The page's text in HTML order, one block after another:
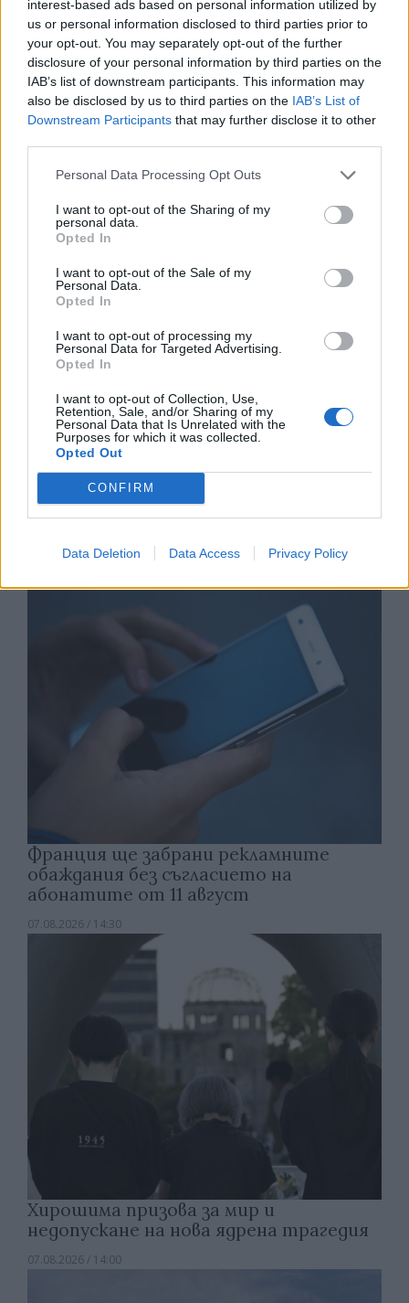
interest-based ads based on personal information utilized by
us or personal information disclosed to third parties prior to
your opt-out. You may separately opt-out of the further
disclosure of your personal information by third parties on the
IAB’s list of downstream participants. This information may
also be disclosed by us to third parties on the IAB’s List of
Downstream Participants that may further disclose it to other
Personal Data Processing Opt Outs
I want to opt-out of the Sharing of my
personal data.
Opted In
I want to opt-out of the Sale of my
Personal Data.
Opted In
I want to opt-out of processing my
Personal Data for Targeted Advertising.
Opted In
I want to opt-out of Collection, Use,
Retention, Sale, and/or Sharing of my
Personal Data that Is Unrelated with the
Purposes for which it was collected.
Opted Out
CONFIRM
Data Deletion Data Access Privacy Policy
Изкуствен интелект за първи път
създаде нови жизнеспособни вируси
07.08.2026 / 15:30
Астронавти на NASA излязоха в
Франция ще забрани рекламните
обаждания без съгласието на
абонатите от 11 август
07.08.2026 / 14:30
Хирошима призова за мир и
недопускане на нова ядрена трагедия
07.08.2026 / 14:00